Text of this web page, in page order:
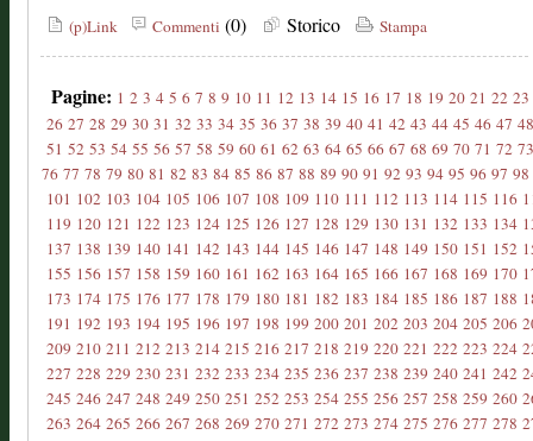
(p)Link Commenti (0) Storico Stampa
Pagine: 1 2 3 4 5 6 7 8 9 10 11 12 13 14 15 16 17 18 19 20 21 22 23
26 27 28 29 30 31 32 33 34 35 36 37 38 39 40 41 42 43 44 45 46 47 48
51 52 53 54 55 56 57 58 59 60 61 62 63 64 65 66 67 68 69 70 71 72 73
76 77 78 79 80 81 82 83 84 85 86 87 88 89 90 91 92 93 94 95 96 97 98
101 102 103 104 105 106 107 108 109 110 111 112 113 114 115 116
119 120 121 122 123 124 125 126 127 128 129 130 131 132 133 134
137 138 139 140 141 142 143 144 145 146 147 148 149 150 151 152
155 156 157 158 159 160 161 162 163 164 165 166 167 168 169 170
173 174 175 176 177 178 179 180 181 182 183 184 185 186 187 188
191 192 193 194 195 196 197 198 199 200 201 202 203 204 205 206
209 210 211 212 213 214 215 216 217 218 219 220 221 222 223 224
227 228 229 230 231 232 233 234 235 236 237 238 239 240 241 242
245 246 247 248 249 250 251 252 253 254 255 256 257 258 259 260
263 264 265 266 267 268 269 270 271 272 273 274 275 276 277 278